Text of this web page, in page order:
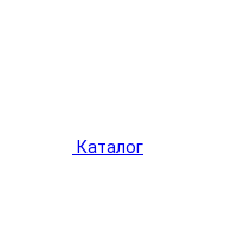
Каталог